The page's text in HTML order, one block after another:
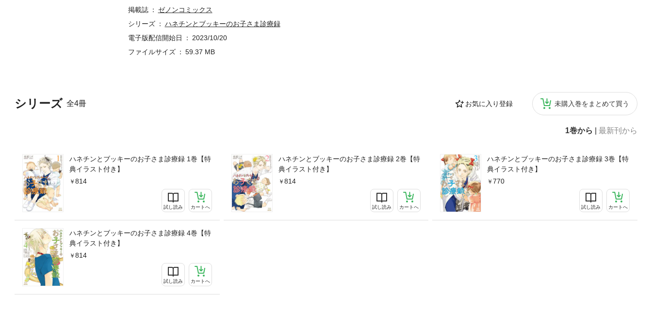
シリーズ 全4冊 お気に入り登録 未購入巻をまとめて買う
1巻から 最新刊から
ハネチンとブッキーのお子さま診療録 1巻【特
典イラスト付き】
814
試し読み カートへ
ハネチンとブッキーのお子さま診療録 2巻【特
典イラスト付き】
814
試し読み カートへ
ハネチンとブッキーのお子さま診療録 3巻【特
典イラスト付き】
770
試し読み カートへ
ハネチンとブッキーのお子さま診療録 4巻【特
典イラスト付き】
814
試し読み カートへ
掲載誌
ゼノンコミックス
シリーズ
ハネチンとブッキーのお子さま診療録
電子版配信開始日
2023/10/20
ファイルサイズ
59.37 MB